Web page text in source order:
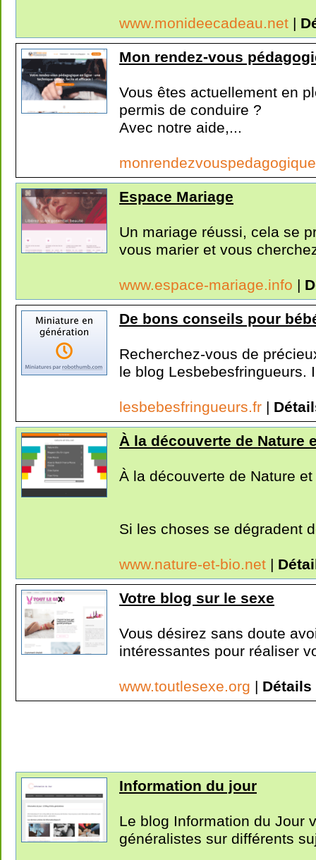
www.monideecadeau.net |
Mon rendez-vous
Vous êtes actuellement en
permis de conduire ?
Avec notre aide,...
Espace Mariage
Un mariage réussi, cela se
vous marier et vous
www.espace-mariage.info |
De bons conseils pour
Recherchez-vous de
le blog Lesbebesfringueurs.
lesbebesfringueurs.fr |
À la découverte de Nature
À la découverte de Nature et
Si les choses se dégradent
www.nature-et-bio.net |
Votre blog sur le sexe
Vous désirez sans doute
intéressantes pour réaliser
www.toutlesexe.org | Détails
Information du jour
Le blog Information du Jour
généralistes sur différents